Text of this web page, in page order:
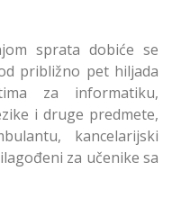
sprata dobiće se
približno pet hiljada
za informatiku,
i druge predmete,
kancelarijski
za učenike sa